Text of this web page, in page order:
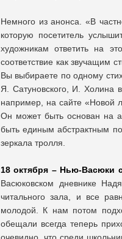
Немного из анонса. «В
которую посетитель
художникам ответить на
соответствие как звучащим
Вы выбираете по одному
Я. Сатуновского, И. Холина
например, на сайте «Новой
Он может быть основан на
быть единым абстрактным
зеркала тролля.
18 октября – Нью-Васюки
Васюковском дневнике
читального зала, и все
молодой. К нам потом
обещали всегда теперь